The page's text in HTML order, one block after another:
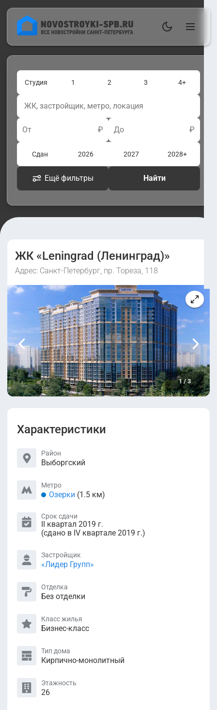
Студия 1 2 3 4+
От ₽ До ₽
Сдан 2026 2027 2028+
Ещё фильтры Найти
ЖК «Leningrad (Ленинград)»
Адрес: Санкт-Петербург, пр. Тореза, 118
1/3
Характеристики
Район
Выборгский
Метро
Озерки (1.5 км)
Срок сдачи
II квартал 2019 г.
(сдано в IV квартале 2019 г.)
Застройщик
«Лидер Групп»
Отделка
Без отделки
Класс жилья
Бизнес-класс
Тип дома
Кирпично-монолитный
Этажность
26